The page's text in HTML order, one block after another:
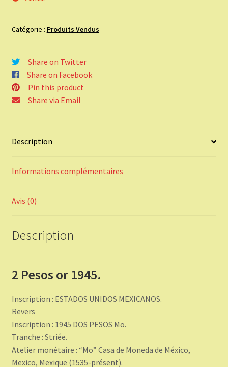
Catégorie : Produits Vendus
Share on Twitter
Share on Facebook
Pin this product
Share via Email
Description
Informations complémentaires
Avis (0)
Description
2 Pesos or 1945.
Inscription : ESTADOS UNIDOS MEXICANOS.
Revers
Inscription : 1945 DOS PESOS Mo.
Tranche : Striée.
Atelier monétaire : “Mo” Casa de Moneda de México,
Mexico, Mexique (1535-présent).